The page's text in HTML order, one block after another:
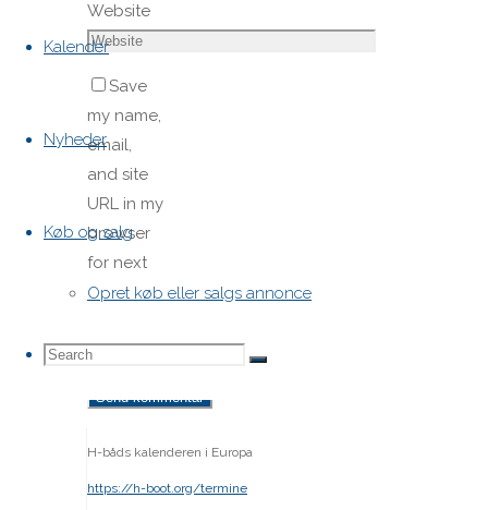
Kalender
Nyheder
Køb og salg
Opret køb eller salgs annonce
Search
Search
Search
Website
Save
my name,
email,
and site
URL in my
browser
for next
time I
comment.
H-båds kalenderen i Europa
https://h-boot.org/termine